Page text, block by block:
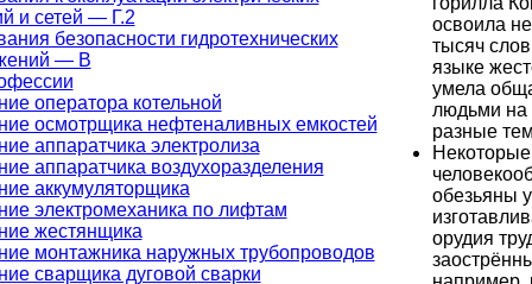
и сетей — Г.2
безопасности гидротехнических
— В
оператора котельной
осмотрщика нефтеналивных емкостей
аппаратчика электролиза
аппаратчика воздухоразделения
аккумуляторщика
электромеханика по лифтам
жестянщика
монтажника наружных трубопроводов
сварщика дуговой сварки
освоила
тысяч
языке
умела
людьми
разные
Некоторые
обезьяны
орудия